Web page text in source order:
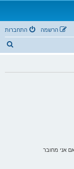
התחברות הרשמה
אני מחובר